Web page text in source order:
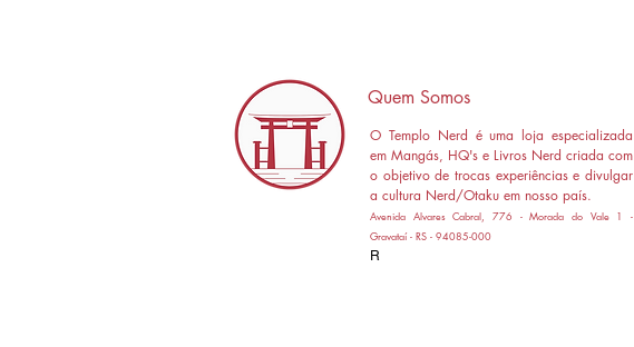
Quem Somos
O Templo Nerd é uma loja especializada
em Mangás, HQ's e Livros Nerd criada com
o objetivo de trocas experiências e divulgar
a cultura Nerd/Otaku em nosso país.
Avenida Alvares Cabral, 776 - Morada do Vale 1 -
Gravataí - RS - 94085-000
R